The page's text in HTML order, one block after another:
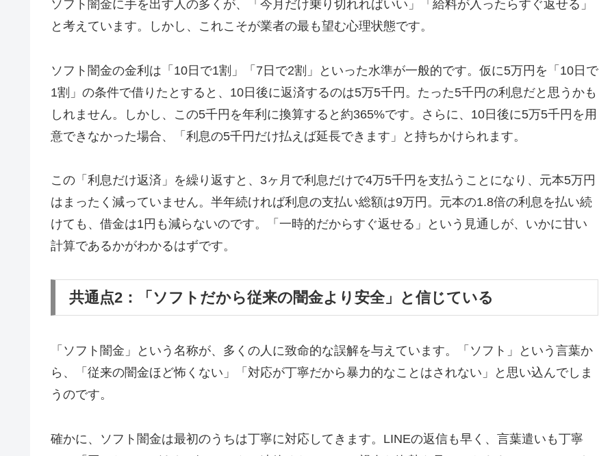
ソフト闇金に手を出す人の多くが、「今月だけ乗り切れればいい」「給料が入ったらすぐ返せる」
と考えています。しかし、これこそが業者の最も望む心理状態です。
ソフト闇金の金利は「10日で1割」「7日で2割」といった水準が一般的です。仮に5万円を「10日で
1割」の条件で借りたとすると、10日後に返済するのは5万5千円。たった5千円の利息だと思うかも
しれません。しかし、この5千円を年利に換算すると約365%です。さらに、10日後に5万5千円を用
意できなかった場合、「利息の5千円だけ払えば延長できます」と持ちかけられます。
この「利息だけ返済」を繰り返すと、3ヶ月で利息だけで4万5千円を支払うことになり、元本5万円
はまったく減っていません。半年続ければ利息の支払い総額は9万円。元本の1.8倍の利息を払い続
けても、借金は1円も減らないのです。「一時的だからすぐ返せる」という見通しが、いかに甘い
計算であるかがわかるはずです。
共通点2：「ソフトだから従来の闇金より安全」と信じている
「ソフト闇金」という名称が、多くの人に致命的な誤解を与えています。「ソフト」という言葉か
ら、「従来の闇金ほど怖くない」「対応が丁寧だから暴力的なことはされない」と思い込んでしま
うのです。
確かに、ソフト闇金は最初のうちは丁寧に対応してきます。LINEの返信も早く、言葉遣いも丁寧